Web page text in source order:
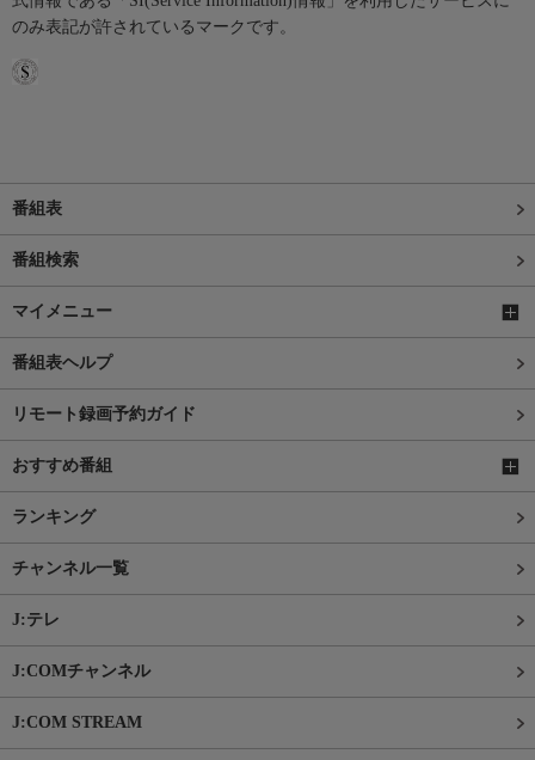
のみ表記が許されているマークです。
番組表
番組検索
マイメニュー
番組表ヘルプ
リモート録画予約ガイド
おすすめ番組
ランキング
チャンネル一覧
J:テレ
J:COMチャンネル
J:COM STREAM